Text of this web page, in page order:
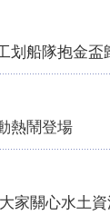
划船隊抱金盃
熱鬧登場
家關心水土